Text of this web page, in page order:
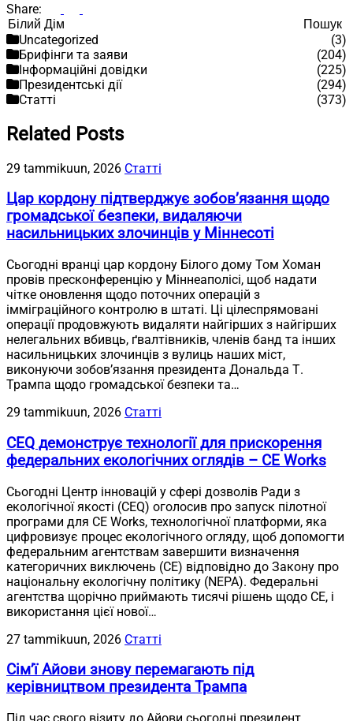
Share:
Пошук
Пошук
Uncategorized
(3)
Брифінги та заяви
(204)
Інформаційні довідки
(225)
Президентські дії
(294)
Статті
(373)
Related Posts
29 tammikuun, 2026 Статті
Цар кордону підтверджує зобов’язання щодо
громадської безпеки, видаляючи
насильницьких злочинців у Міннесоті
Сьогодні вранці цар кордону Білого дому Том Хоман
провів пресконференцію у Міннеаполісі, щоб надати
чітке оновлення щодо поточних операцій з
імміграційного контролю в штаті. Ці цілеспрямовані
операції продовжують видаляти найгірших з найгірших
нелегальних вбивць, ґвалтівників, членів банд та інших
насильницьких злочинців з вулиць наших міст,
виконуючи зобов’язання президента Дональда Т.
Трампа щодо громадської безпеки та…
29 tammikuun, 2026 Статті
CEQ демонструє технології для прискорення
федеральних екологічних оглядів – CE Works
Сьогодні Центр інновацій у сфері дозволів Ради з
екологічної якості (CEQ) оголосив про запуск пілотної
програми для CE Works, технологічної платформи, яка
цифровизує процес екологічного огляду, щоб допомогти
федеральним агентствам завершити визначення
категоричних виключень (CE) відповідно до Закону про
національну екологічну політику (NEPA). Федеральні
агентства щорічно приймають тисячі рішень щодо CE, і
використання цієї нової…
27 tammikuun, 2026 Статті
Сім’ї Айови знову перемагають під
керівництвом президента Трампа